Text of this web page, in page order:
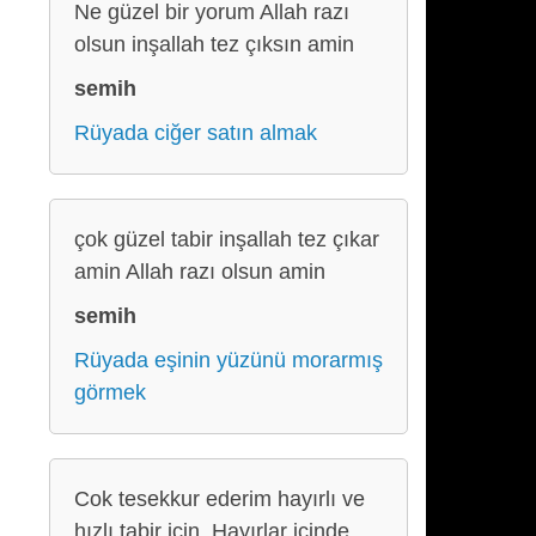
Ne güzel bir yorum Allah razı
olsun inşallah tez çıksın amin
semih
Rüyada ciğer satın almak
çok güzel tabir inşallah tez çıkar
amin Allah razı olsun amin
semih
Rüyada eşinin yüzünü morarmış
görmek
Cok tesekkur ederim hayırlı ve
hızlı tabir icin. Hayırlar icinde